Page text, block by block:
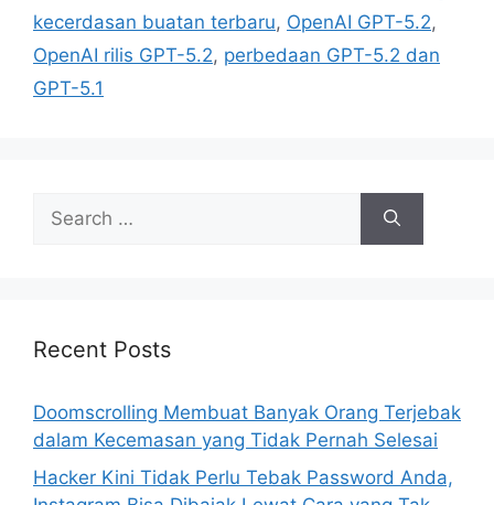
s
kecerdasan buatan terbaru, OpenAI GPT-5.2,
OpenAI rilis GPT-5.2, perbedaan GPT-5.2 dan
GPT-5.1
h
r
:
Recent Posts
Doomscrolling Membuat Banyak Orang Terjebak
dalam Kecemasan yang Tidak Pernah Selesai
Hacker Kini Tidak Perlu Tebak Password Anda,